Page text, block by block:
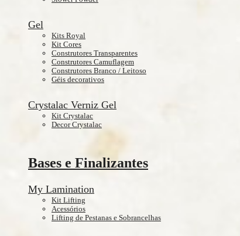
Gel
Kits Royal
Kit Cores
Construtores Transparentes
Construtores Camuflagem
Construtores Branco / Leitoso
Géis decorativos
Crystalac Verniz Gel
Kit Crystalac
Decor Crystalac
Bases e Finalizantes
My Lamination
Kit Lifting
Acessórios
Lifting de Pestanas e Sobrancelhas